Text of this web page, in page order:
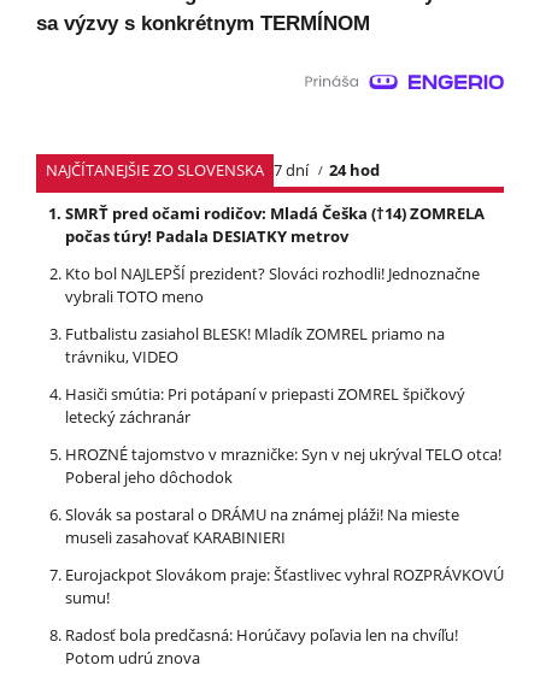
sa výzvy s konkrétnym TERMÍNOM
NAJČÍTANEJŠIE ZO SLOVENSKA 7 dní
24 hod
SMRŤ pred očami rodičov: Mladá Češka (†14) ZOMRELA
počas túry! Padala DESIATKY metrov
Kto bol NAJLEPŠÍ prezident? Slováci rozhodli! Jednoznačne
vybrali TOTO meno
Futbalistu zasiahol BLESK! Mladík ZOMREL priamo na
trávniku, VIDEO
Hasiči smútia: Pri potápaní v priepasti ZOMREL špičkový
letecký záchranár
HROZNÉ tajomstvo v mrazničke: Syn v nej ukrýval TELO otca!
Poberal jeho dôchodok
Slovák sa postaral o DRÁMU na známej pláži! Na mieste
museli zasahovať KARABINIERI
Eurojackpot Slovákom praje: Šťastlivec vyhral ROZPRÁVKOVÚ
sumu!
Radosť bola predčasná: Horúčavy poľavia len na chvíľu!
Potom udrú znova